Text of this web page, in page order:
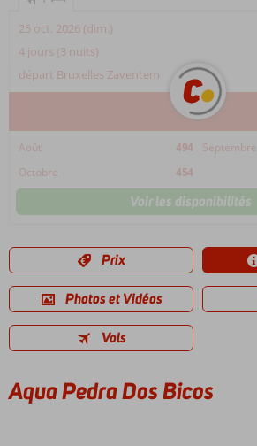
25 oct. 2026 (dim.)
4 jours (3 nuits)
départ Bruxelles Zaventem
Août 494 Septembre
Octobre
454
Voir les disponibilités
Prix
Photos et Vidéos
Vols
Aqua Pedra Dos Bicos